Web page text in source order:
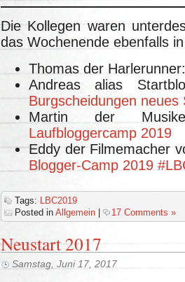
Die Kollegen waren
das Wochenende ebenfalls
Thomas der
Andreas alias
Burgscheidungen
Martin der
Laufbloggercamp 2019
Eddy der Filmemacher
Blogger-Camp 2019
Tags: LBC2019
Posted in Allgemein | 17 Comments »
Neustart 2017
Samstag, Juni 17, 2017